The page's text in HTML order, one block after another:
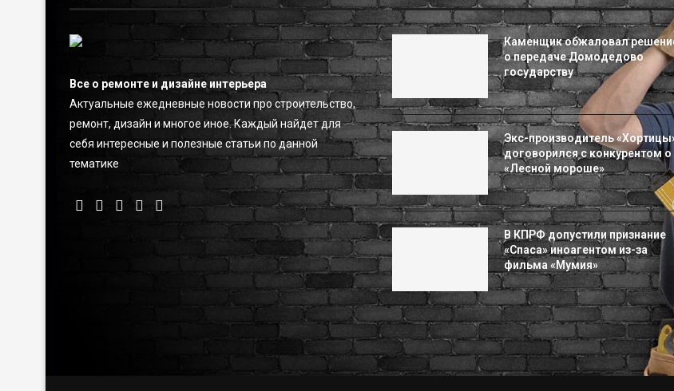
Все о ремонте и дизайне интерьера
Актуальные ежедневные новости про строительство,
ремонт, дизайн и многое иное. Каждый найдет для
себя интересные и полезные статьи по данной
тематике
Каменщик обжаловал
о передаче Домодедово
государству
Экс-производитель
договорился с конкурентом о
«Лесной мороше»
В КПРФ допустили признание
«Спаса» иноагентом из-за
фильма «Мумия»